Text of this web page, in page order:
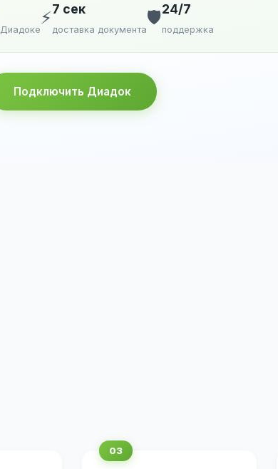
⚡7 сек
доставка документа
🛡️24/7
поддержка
Подключить Диадок